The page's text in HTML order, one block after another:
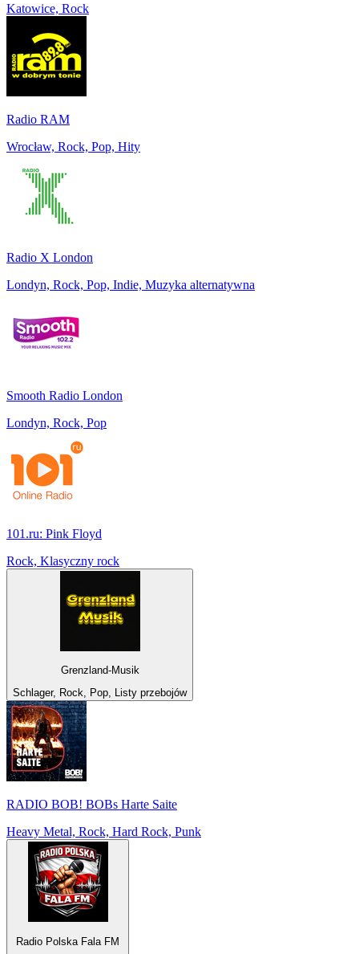
Katowice, Rock
Radio RAM
Wrocław, Rock, Pop, Hity
Radio X London
Londyn, Rock, Pop, Indie, Muzyka alternatywna
Smooth Radio London
Londyn, Rock, Pop
101.ru: Pink Floyd
Rock, Klasyczny rock
Grenzland-Musik
Schlager, Rock, Pop, Listy przebojów
RADIO BOB! BOBs Harte Saite
Heavy Metal, Rock, Hard Rock, Punk
Radio Polska Fala FM